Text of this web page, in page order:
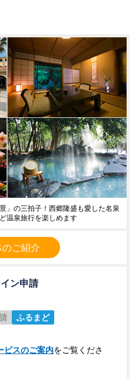
」の三拍子！西郷隆盛も愛した名泉
温泉旅行を楽しめます
のご紹介
ン申請
ふるまど
ビスのご案内をご覧くださ